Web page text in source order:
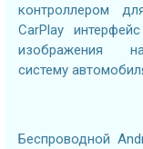
контроллером
CarPlay
изображения на
систему
Беспроводной